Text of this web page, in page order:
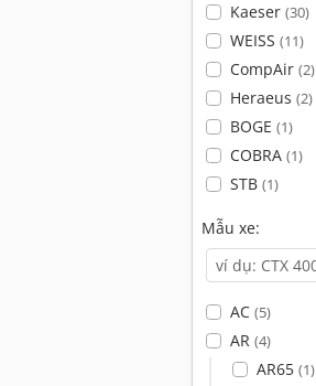
Kaeser (30)
WEISS (11)
CompAir (2)
Heraeus (2)
BOGE (1)
COBRA (1)
STB (1)
Mẫu xe:
AC (5)
AR (4)
AR65 (1)